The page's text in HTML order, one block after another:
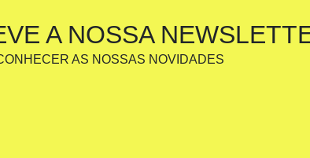
A NOSSA
AS NOSSAS NOVIDADES